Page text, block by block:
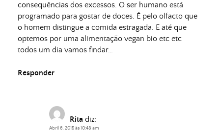
consequências dos excessos. O ser humano está
programado para gostar de doces. É pelo olfacto que
o homem distingue a comida estragada. E até que
optemos por uma alimentação vegan bio etc etc
todos um dia vamos findar…
Responder
Rita diz:
Abril 6, 2015 às 10:48 am